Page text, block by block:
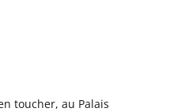
toucher, au Palais